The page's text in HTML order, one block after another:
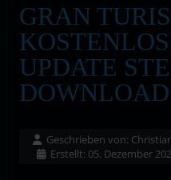
GRAN
UPDATE
Geschrieben von:
Erstellt: 05. Dezember